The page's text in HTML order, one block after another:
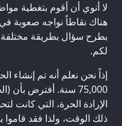
لا أنوي أن أقوم بتغطية
هناك نقاطاً نواجه صعوبة
بطرح سؤال بطريقة
لكم.
إذاً نحن نعلم أنه تم إنشاء
75,000 سنة. أفترض
الإرادة الحرة، التي كانت
ذلك الوقت، ولذا فقد